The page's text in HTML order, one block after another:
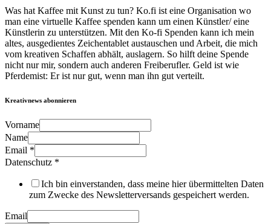
Was hat Kaffee mit Kunst zu tun? Ko.fi ist eine Organisation wo
man eine virtuelle Kaffee spenden kann um einen Künstler/ eine
Künstlerin zu unterstützen. Mit den Ko-fi Spenden kann ich mein
altes, ausgedientes Zeichentablet austauschen und Arbeit, die mich
vom kreativen Schaffen abhält, auslagern. So hilft deine Spende
nicht nur mir, sondern auch anderen Freiberufler. Geld ist wie
Pferdemist: Er ist nur gut, wenn man ihn gut verteilt.
Kreativnews abonnieren
Vorname
Name
Email *
Datenschutz *
Ich bin einverstanden, dass meine hier übermittelten Daten
zum Zwecke des Newsletterversands gespeichert werden.
Email